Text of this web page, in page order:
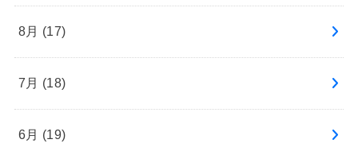
8月 (17)
7月 (18)
6月 (19)